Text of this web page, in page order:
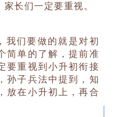
长们一定要重视。
我们要做的就是对初
简单的了解，提前准
要重视到小升初衔接
孙子兵法中提到，知
放在小升初上，再合